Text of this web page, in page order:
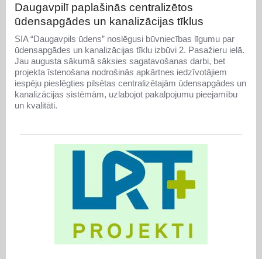
Daugavpilī paplašinās centralizētos
ūdensapgādes un kanalizācijas tīklus
SIA “Daugavpils ūdens” noslēgusi būvniecības līgumu par
ūdensapgādes un kanalizācijas tīklu izbūvi 2. Pasažieru ielā.
Jau augusta sākumā sāksies sagatavošanas darbi, bet
projekta īstenošana nodrošinās apkārtnes iedzīvotājiem
iespēju pieslēgties pilsētas centralizētajām ūdensapgādes un
kanalizācijas sistēmām, uzlabojot pakalpojumu pieejamību
un kvalitāti.